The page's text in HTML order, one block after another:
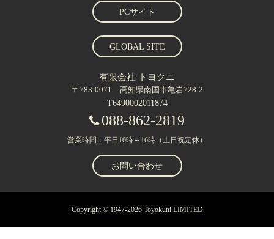
PCサイト
GLOBAL SITE
有限会社 トヨクニ
〒783-0071 高知県南国市亀岩728-2
T6490002011874
088-862-2819
営業時間：平日10時～16時（土日祝定休）
お問い合わせ
Copyright © 1947-2026 Toyokuni LIMITED